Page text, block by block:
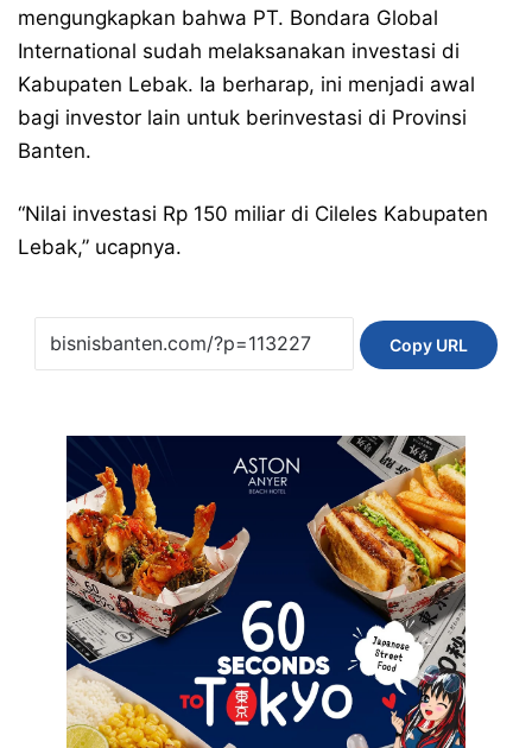
mengungkapkan bahwa PT. Bondara Global
International sudah melaksanakan investasi di
Kabupaten Lebak. Ia berharap, ini menjadi awal
bagi investor lain untuk berinvestasi di Provinsi
Banten.
“Nilai investasi Rp 150 miliar di Cileles Kabupaten
Lebak,” ucapnya.
Copy URL